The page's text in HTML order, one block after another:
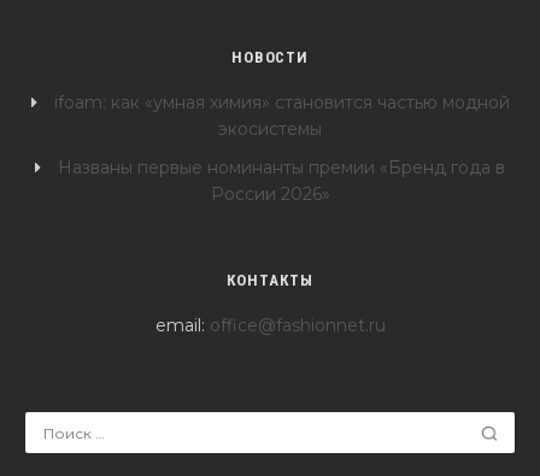
НОВОСТИ
ifoam: как «умная химия» становится частью модной
экосистемы
Названы первые номинанты премии «Бренд года в
России 2026»
КОНТАКТЫ
email: office@fashionnet.ru